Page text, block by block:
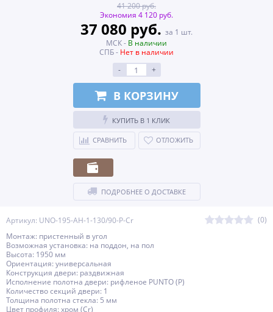
Артикул: UNO-195-AH-1-130/90-P-Cr
(0)
Монтаж: пристенный в угол
Возможная установка: на поддон, на пол
Высота: 1950 мм
Ориентация: универсальная
Конструкция двери: раздвижная
Исполнение полотна двери: рифленое PUNTO (P)
Количество секций двери: 1
Толщина полотна стекла: 5 мм
Цвет профиля: хром (Cr)
41 200 руб.
Экономия 4 120 руб.
37 080 руб. за 1 шт.
МСК - В наличии
СПБ - Нет в наличии
-
+
В КОРЗИНУ
КУПИТЬ В 1 КЛИК
СРАВНИТЬ ОТЛОЖИТЬ
ПОДРОБНЕЕ О ДОСТАВКЕ